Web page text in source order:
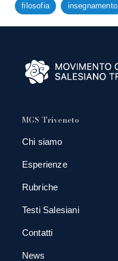
filosofia insegnamento
MGS Triveneto
Chi siamo
Esperienze
Rubriche
Testi Salesiani
Contatti
News